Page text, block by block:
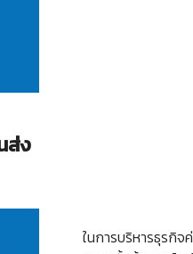
ส่ง
ในการบริหารธุรกิจ